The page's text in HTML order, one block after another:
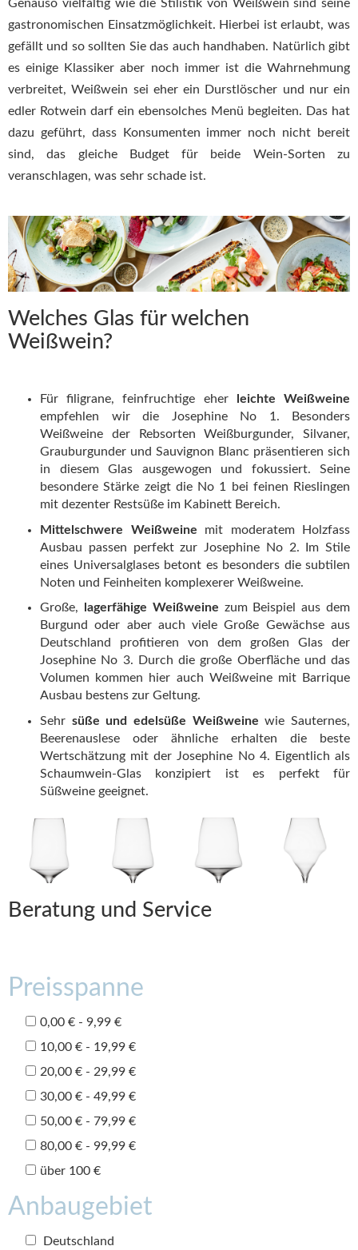
Genauso vielfältig wie die Stilistik von Weißwein sind seine
gastronomischen Einsatzmöglichkeit. Hierbei ist erlaubt, was
gefällt und so sollten Sie das auch handhaben. Natürlich gibt
es einige Klassiker aber noch immer ist die Wahrnehmung
verbreitet, Weißwein sei eher ein Durstlöscher und nur ein
edler Rotwein darf ein ebensolches Menü begleiten. Das hat
dazu geführt, dass Konsumenten immer noch nicht bereit
sind, das gleiche Budget für beide Wein-Sorten zu
veranschlagen, was sehr schade ist.
Welches Glas für welchen
Weißwein?
Für filigrane, feinfruchtige eher
leichte Weißweine
empfehlen wir die Josephine No 1. Besonders
Weißweine der Rebsorten Weißburgunder, Silvaner,
Grauburgunder und Sauvignon Blanc präsentieren sich
in diesem Glas ausgewogen und fokussiert. Seine
besondere Stärke zeigt die No 1 bei feinen Rieslingen
mit dezenter Restsüße im Kabinett Bereich.
Mittelschwere Weißweine mit moderatem Holzfass
Ausbau passen perfekt zur Josephine No 2. Im Stile
eines Universalglases betont es besonders die subtilen
Noten und Feinheiten komplexerer Weißweine.
Große,
lagerfähige Weißweine zum Beispiel aus dem
Burgund oder aber auch viele Große Gewächse aus
Deutschland profitieren von dem großen Glas der
Josephine No 3. Durch die große Oberfläche und das
Volumen kommen hier auch Weißweine mit Barrique
Ausbau bestens zur Geltung.
Sehr süße und edelsüße Weißweine wie Sauternes,
Beerenauslese oder ähnliche erhalten die beste
Wertschätzung mit der Josephine No 4. Eigentlich als
Schaumwein-Glas konzipiert ist es perfekt für
Süßweine geeignet.
Beratung und Service
Preisspanne
0,00 € - 9,99 €
10,00 € - 19,99 €
20,00 € - 29,99 €
30,00 € - 49,99 €
50,00 € - 79,99 €
80,00 € - 99,99 €
über 100 €
Anbaugebiet
Deutschland